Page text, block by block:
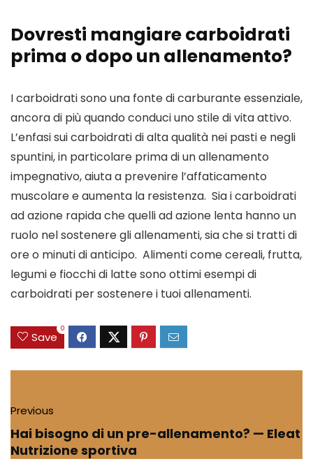
Dovresti mangiare carboidrati
prima o dopo un allenamento?
I carboidrati sono una fonte di carburante essenziale,
ancora di più quando conduci uno stile di vita attivo.
L’enfasi sui carboidrati di alta qualità nei pasti e negli
spuntini, in particolare prima di un allenamento
impegnativo, aiuta a prevenire l’affaticamento
muscolare e aumenta la resistenza.  Sia i carboidrati
ad azione rapida che quelli ad azione lenta hanno un
ruolo nel sostenere gli allenamenti, sia che si tratti di
ore o minuti di anticipo.  Alimenti come cereali, frutta,
legumi e fiocchi di latte sono ottimi esempi di
carboidrati per sostenere i tuoi allenamenti.
Save
0
Previous
Hai bisogno di un pre-allenamento? — Eleat
Nutrizione sportiva